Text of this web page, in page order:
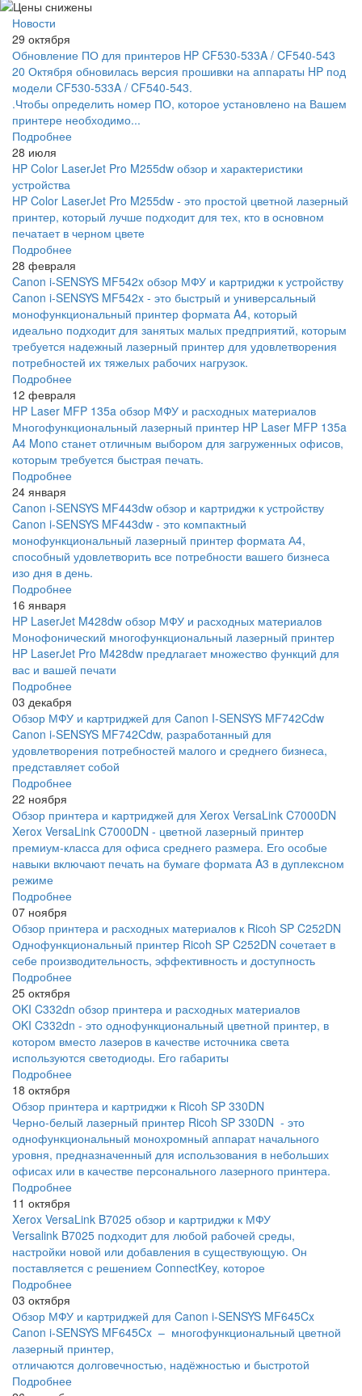
Новости
29 октября
Обновление ПО для принтеров HP CF530-533A / CF540-543
20 Октября обновилась версия прошивки на аппараты HP под
модели CF530-533A / CF540-543.
.Чтобы определить номер ПО, которое установлено на Вашем
принтере необходимо...
Подробнее
28 июля
HP Color LaserJet Pro M255dw обзор и характеристики
устройства
HP Color LaserJet Pro M255dw - это простой цветной лазерный
принтер, который лучше подходит для тех, кто в основном
печатает в черном цвете
Подробнее
28 февраля
Canon i-SENSYS MF542x обзор МФУ и картриджи к устройству
Canon i-SENSYS MF542x - это быстрый и универсальный
монофункциональный принтер формата A4, который
идеально подходит для занятых малых предприятий, которым
требуется надежный лазерный принтер для удовлетворения
потребностей их тяжелых рабочих нагрузок.
Подробнее
12 февраля
HP Laser MFP 135a обзор МФУ и расходных материалов
Многофункциональный лазерный принтер HP Laser MFP 135a
A4 Mono станет отличным выбором для загруженных офисов,
которым требуется быстрая печать.
Подробнее
24 января
Canon i-SENSYS MF443dw обзор и картриджи к устройству
Canon i-SENSYS MF443dw - это компактный
монофункциональный лазерный принтер формата А4,
способный удовлетворить все потребности вашего бизнеса
изо дня в день.
Подробнее
16 января
HP LaserJet M428dw обзор МФУ и расходных материалов
Монофонический многофункциональный лазерный принтер
HP LaserJet Pro M428dw предлагает множество функций для
вас и вашей печати
Подробнее
03 декабря
Обзор МФУ и картриджей для Canon I-SENSYS MF742Cdw
Canon i-SENSYS MF742Cdw, разработанный для
удовлетворения потребностей малого и среднего бизнеса,
представляет собой
Подробнее
22 ноября
Обзор принтера и картриджей для Xerox VersaLink C7000DN
Xerox VersaLink C7000DN - цветной лазерный принтер
премиум-класса для офиса среднего размера. Его особые
навыки включают печать на бумаге формата A3 в дуплексном
режиме
Подробнее
07 ноября
Обзор принтера и расходных материалов к Ricoh SP C252DN
Однофункциональный принтер Ricoh SP C252DN сочетает в
себе производительность, эффективность и доступность
Подробнее
25 октября
OKI C332dn обзор принтера и расходных материалов
OKI C332dn - это однофункциональный цветной принтер, в
котором вместо лазеров в качестве источника света
используются светодиоды. Его габариты
Подробнее
18 октября
Обзор принтера и картриджи к Ricoh SP 330DN
Черно-белый лазерный принтер Ricoh SP 330DN - это
однофункциональный монохромный аппарат начального
уровня, предназначенный для использования в небольших
офисах или в качестве персонального лазерного принтера.
Подробнее
11 октября
Xerox VersaLink B7025 обзор и картриджи к МФУ
Versalink B7025 подходит для любой рабочей среды,
настройки новой или добавления в существующую. Он
поставляется с решением ConnectKey, которое
Подробнее
03 октября
Обзор МФУ и картриджей для Canon i-SENSYS MF645Cx
Canon i-SENSYS MF645Cx – многофункциональный цветной
лазерный принтер,
отличаются долговечностью, надёжностью и быстротой
Подробнее